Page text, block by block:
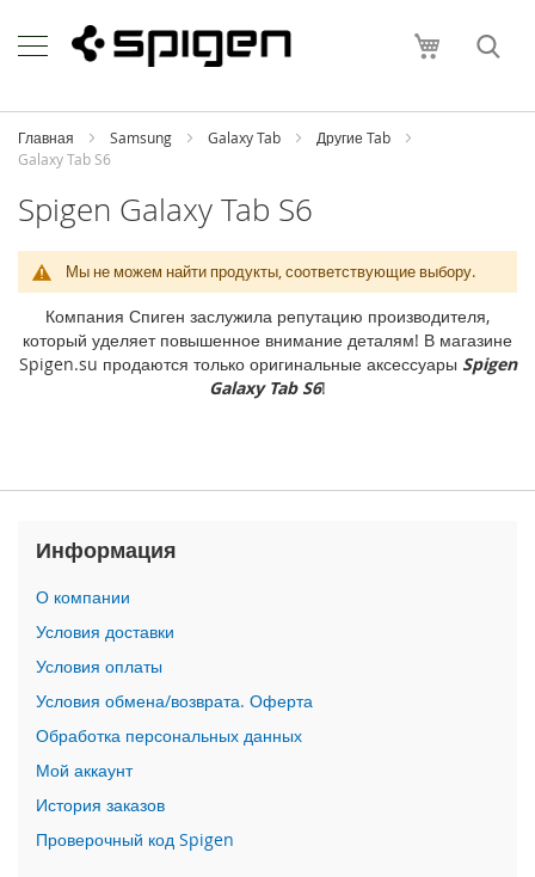
to
Content
Моя
h
o
n
i
P
h
o
e
1
a
i
P
h
o
n
e
1
P
r
i
Главная Samsung Galaxy Tab
Другие Tab
Galaxy Tab S6
Spigen Galaxy Tab S6
Мы не можем найти продукты, соответствующие выбору.
Компания Спиген заслужила репутацию производителя,
который уделяет повышенное внимание деталям! В магазине
Spigen.su продаются только оригинальные аксессуары Spigen
Galaxy Tab S6!
Информация
О компании
Условия доставки
Условия оплаты
Условия обмена/возврата. Оферта
Обработка персональных данных
Мой аккаунт
История заказов
Проверочный код Spigen